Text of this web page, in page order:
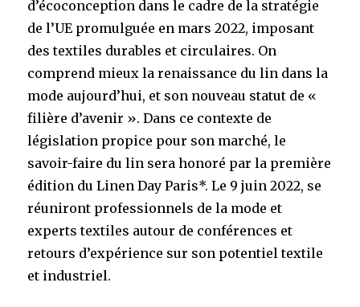
d’écoconception dans le cadre de la stratégie
de l’UE promulguée en mars 2022, imposant
des textiles durables et circulaires. On
comprend mieux la renaissance du lin dans la
mode aujourd’hui, et son nouveau statut de «
filière d’avenir ».Dans ce contexte de
législation propice pour son marché,le
savoir-faire du lin sera honoré par la première
édition du Linen Day Paris*. Le 9 juin 2022, se
réuniront professionnels de la mode et
experts textiles autour de conférences et
retours d’expérience sur son potentiel textile
et industriel.